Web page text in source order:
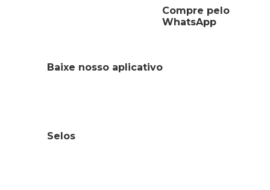
Compre pelo
WhatsApp
Baixe nosso aplicativo
Selos